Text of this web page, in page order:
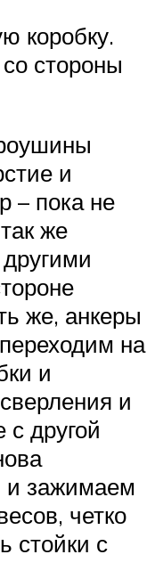
коробку.
стороны
и
– пока не
же
же, анкеры
на
и
и
с другой
и зажимаем
четко
стойки с